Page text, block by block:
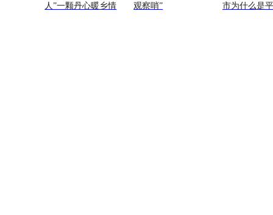
人”一颗丹心暖乡情
观察哨”
市为什么是